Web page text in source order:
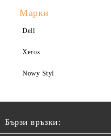
Марки
Dell
Xerox
Nowy Styl
Бързи връзки: